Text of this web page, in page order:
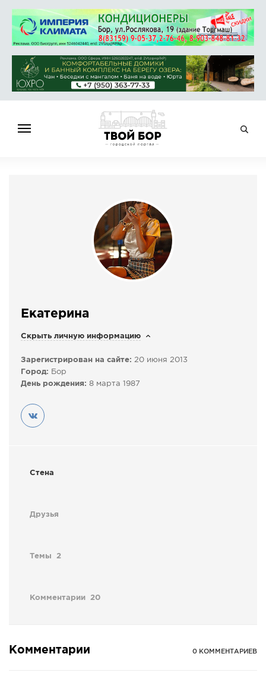
ОБЪЯВЛЕНИЯ
КОНКУРСЫ
СТАТЬИ
ГОЛОСОВАНИЯ
ПРЕДЛОЖИТЬ НОВОСТЬ
Екатерина
Скрыть личную информацию
Зарегистрирован на сайте: 20 июня 2013
Город: Бор
День рождения: 8 марта 1987
Стена
Друзья
Темы 2
Комментарии 20
Комментарии 0 КОММЕНТАРИЕВ